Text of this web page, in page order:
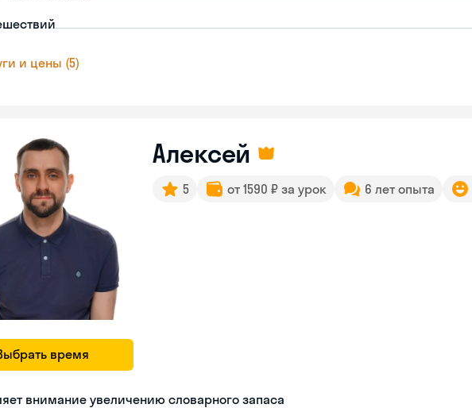
и цены (5)
время
Алексей
5 от 1590 ₽ за урок 6 лет опыта
внимание увеличению словарного запаса